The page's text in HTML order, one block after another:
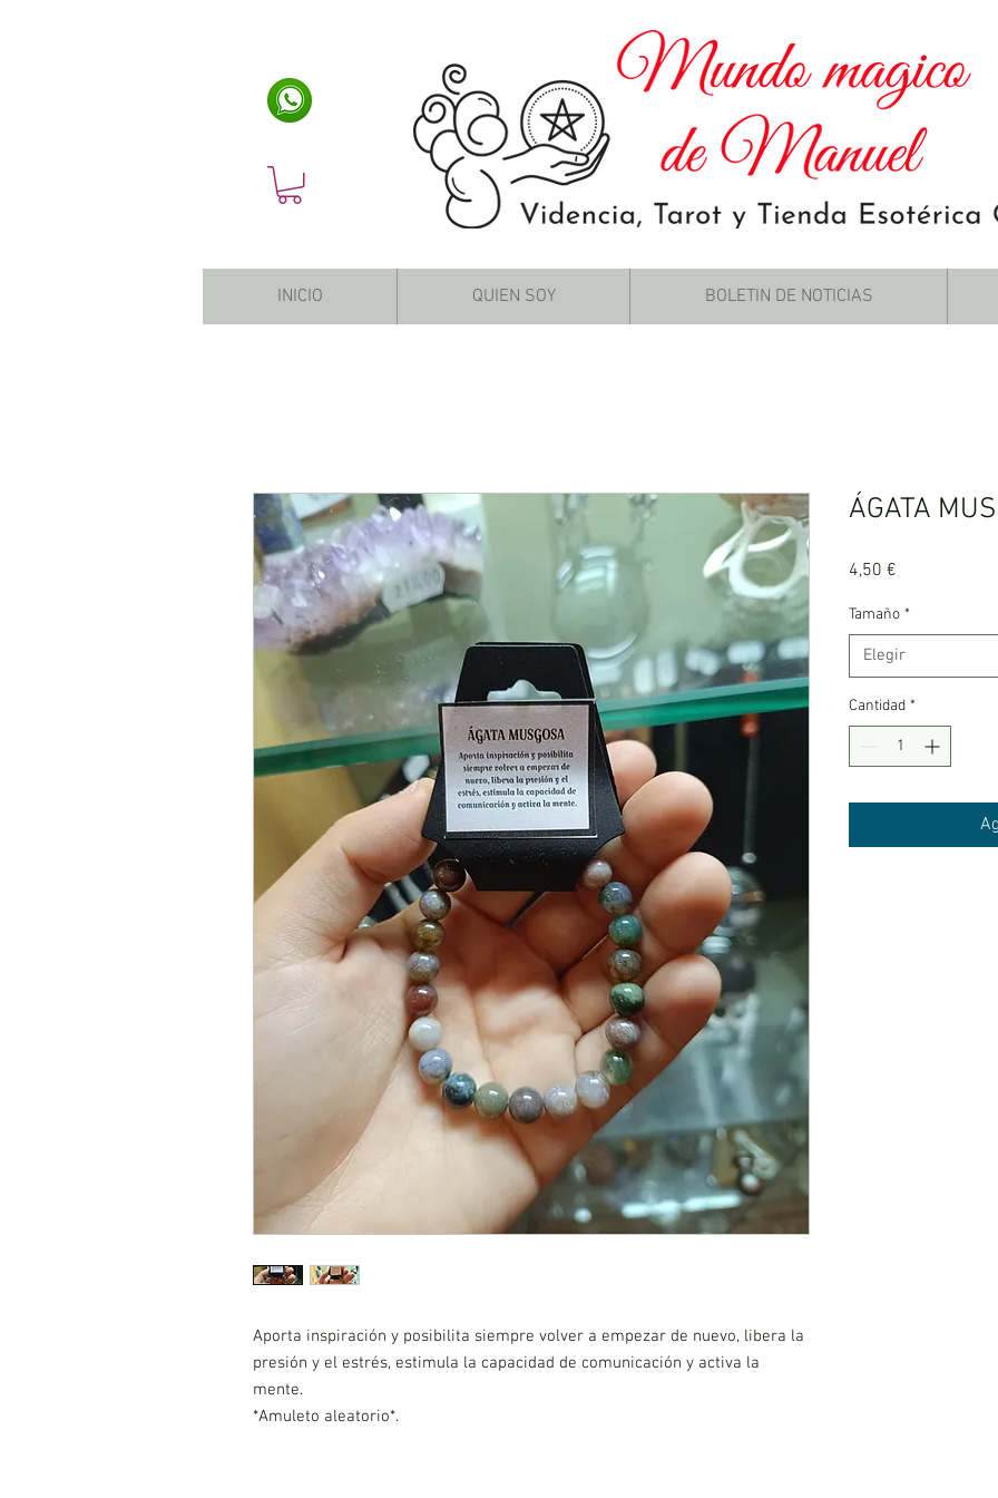
INICIO QUIEN SOY BOLETIN DE NOTICIAS
Aporta inspiración y posibilita siempre volver a empezar de nuevo, libera la
presión y el estrés, estimula la capacidad de comunicación y activa la
mente.
*Amuleto aleatorio*.
ÁGATA
4,50 €
Tamaño *
Elegir
Cantidad *